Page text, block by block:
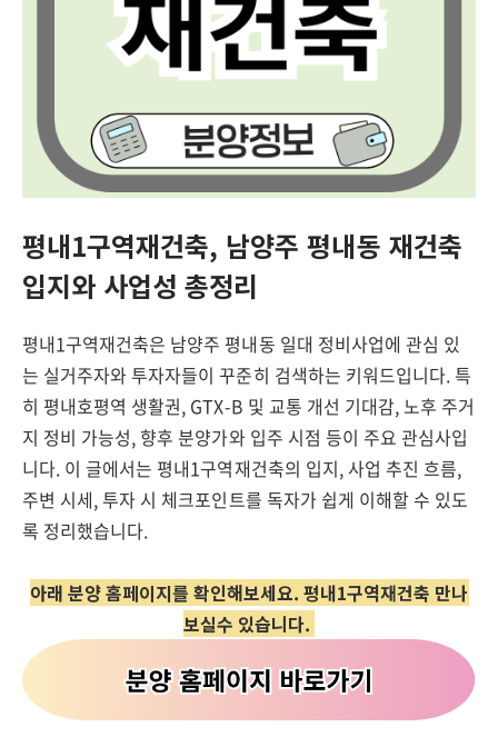
평내1구역재건축, 남양주 평내동 재건축
입지와 사업성 총정리
평내1구역재건축은 남양주 평내동 일대 정비사업에 관심 있
는 실거주자와 투자자들이 꾸준히 검색하는 키워드입니다. 특
히 평내호평역 생활권, GTX-B 및 교통 개선 기대감, 노후 주거
지 정비 가능성, 향후 분양가와 입주 시점 등이 주요 관심사입
니다. 이 글에서는 평내1구역재건축의 입지, 사업 추진 흐름,
주변 시세, 투자 시 체크포인트를 독자가 쉽게 이해할 수 있도
록 정리했습니다.
아래 분양 홈페이지를 확인해보세요. 평내1구역재건축 만나
보실수 있습니다.